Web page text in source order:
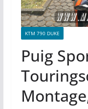
KTM 790 DUKE
Puig